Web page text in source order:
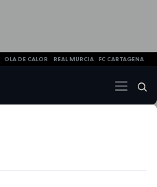
OLA DE CALOR REAL MURCIA FC CARTAGENA